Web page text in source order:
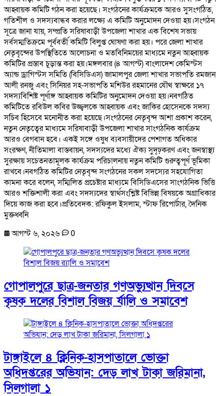
আহ্বায়ক কমিটি গঠন করা হয়েছে। সংগঠনের কার্যক্রমকে আরও সুসংগঠিত,
গতিশীল ও সদস্যবান্ধব করার লক্ষ্যে এ কমিটি অনুমোদন দেওয়া হয়।সংগঠন
সূত্রে জানা যায়, সম্প্রতি সরিষাবাড়ী উপজেলা শাখার এক বিশেষ সভায়
সর্বসম্মতিক্রমে পূর্ববর্তী কমিটি বিলুপ্ত ঘোষণা করা হয়। পরে জেলা শাখার
নেতৃবৃন্দের উপস্থিতিতে আলোচনা ও মতবিনিময়ের মাধ্যমে নতুন আহ্বায়ক
কমিটির প্রস্তাব চূড়ান্ত করা হয়।মঙ্গলবার (৪ আগস্ট) বাংলাদেশ কেমিস্টস
অ্যান্ড ড্রাগিস্টস সমিতি (বিসিডিএস) জামালপুর জেলা শাখার সভাপতি রমজান
আলী রনজু এবং সিনিয়র সহ-সভাপতি মশিউর রহমানের যৌথ স্বাক্ষরে ১৭
সদস্যবিশিষ্ট পূর্ণাঙ্গ আহ্বায়ক কমিটির অনুমোদন দেওয়া হয়।নবগঠিত
কমিটিতে রবিউল কবির উজ্জ্বলকে আহ্বায়ক এবং জাকির হোসেনকে সদস্য
সচিব হিসেবে মনোনীত করা হয়েছে।সংগঠনের নেতৃবৃন্দ আশা প্রকাশ করেন,
নতুন নেতৃত্বের মাধ্যমে সরিষাবাড়ী উপজেলা শাখার সাংগঠনিক কার্যক্রম
আরও বেগবান হবে। একই সঙ্গে ওষুধ ব্যবসায়ীদের পেশাগত অধিকার
সংরক্ষণ, নীতিমালা বাস্তবায়ন, সদস্যদের মধ্যে ঐক্য সুদৃঢ়করণ এবং জনস্বাস্থ্য
সুরক্ষায় সচেতনতামূলক কার্যক্রম পরিচালনায় নতুন কমিটি গুরুত্বপূর্ণ ভূমিকা
রাখবে।নবগঠিত কমিটির নেতৃবৃন্দ সংগঠনের সকল সদস্যের সহযোগিতা
কামনা করে বলেন, সম্মিলিত প্রচেষ্টার মাধ্যমে বিসিডিএসের সাংগঠনিক ভিত্তি
আরও শক্তিশালী করা এবং সদস্যদের স্বার্থসংশ্লিষ্ট বিভিন্ন বিষয়কে অগ্রাধিকার
দিয়ে কাজ করা হবে।প্রতিবেদক: রফিকুল ইসলাম, স্টাফ রিপোর্টার, দৈনিক
মুক্তধ্বনি
আগস্ট ৬, ২০২৬
0
গোপালপুরে ছাত্র-জনতার গণঅভ্যুত্থান দিবসে
কৃষক দলের বিশাল বিজয় র্যালি ও সমাবেশ
টাঙ্গাইলে ৪ ক্লিনিক-হাসপাতালে ভোক্তা
অধিদপ্তরের অভিযান: দেড় লাখ টাকা জরিমানা,
সিলগালা ১